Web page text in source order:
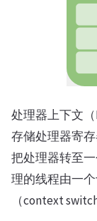
处理器上下文
存储处理器寄
把处理器转至
理的线程由一
（context